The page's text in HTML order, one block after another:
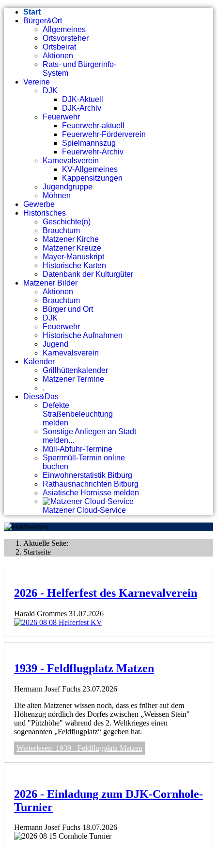
Start
Bürger&Ort
Allgemeines
Ortsvorsteher
Ortsbeirat
Aktionen
Rats- und Bürgerinfo-
System
Vereine
DJK
DJK-Aktuell
DJK-Archiv
Feuerwehr
Feuerwehr-aktuell
Feuerwehr-Förderverein
Spielmannszug
Feuerwehr-Archiv
Karnevalsverein
KV-Allgemeines
Kappensitzungen
Jugendgruppe
Möhnen
Gewerbe
Historisches
Geschichte(n)
Brauchtum
Matzener Kirche
Matzener Kreuze
Mayer-Manuskript
Historische Karten
Datenbank der Kulturgüter
Matzener Bilder
Aktionen
Brauchtum
Bürger und Ort
DJK
Feuerwehr
Historische Aufnahmen
Jugend
Karnevalsverein
Kalender
Grillhüttenkalender
Matzener Termine
.
Dies&Das
Defekte
Straßenbeleuchtung
melden
Sonstige Anliegen an Stadt
melden...
Müll-Abfuhr-Termine
Sperrmüll-Termin online
buchen
Einwohnerstatistik Bitburg
Rathausnachrichten Bitburg
Asiatische Hornisse melden
Matzener Cloud-Service
Aktuelle Seite:
Startseite
2026 - Helferfest des Karnevalverein
Harald Grommes 31.07.2026
1939 - Feldflugplatz Matzen
Hermann Josef Fuchs 23.07.2026
Die alten Matzener wissen noch, dass es früher auf dem
Höhenzug nördlich des Dorfes zwischen „Weissen Stein"
und "Pützhöhe" während des 2. Weltkrieges einen
sogenannten „Feldflugplatz“ gegeben hat.
Weiterlesen: 1939 - Feldflugplatz Matzen
2026 - Einladung zum DJK-Cornhole-
Turnier
Hermann Josef Fuchs 18.07.2026